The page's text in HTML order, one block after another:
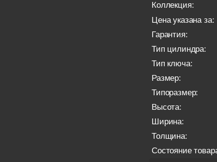
Коллекция:
Цена указана за:
Гарантия:
Тип цилиндра:
Тип ключа:
Размер:
Типоразмер:
Высота:
Ширина:
Толщина:
Состояние